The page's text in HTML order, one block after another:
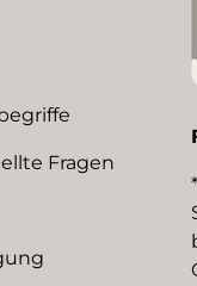
Fragen